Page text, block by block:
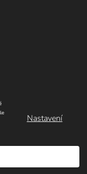
Nastavení
cookies